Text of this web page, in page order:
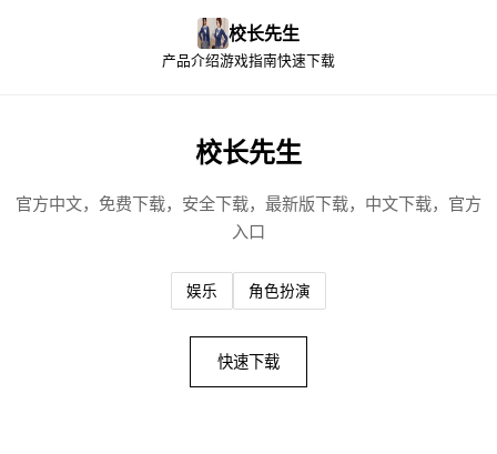
校长先生
产品介绍游戏指南快速下载
校长先生
官方中文，免费下载，安全下载，最新版下载，中文下载，官方
入口
娱乐 角色扮演
快速下载